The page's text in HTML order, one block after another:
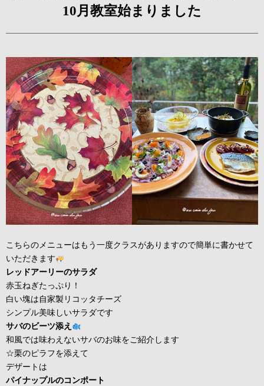
10月教室始まりました
こちらのメニューはもう一度クラスがありますので簡単に書かせて
いただきます
レッドアーリーのサラダ
赤玉ねぎたっぷり！
白い塊は自家製リコッタチーズ
シンプル美味しいサラダです
サバのビーツ添え
和風では味わえないサバのお味をご紹介します
☆栗のピラフを添えて
デザートは
パイナップルのコンポート